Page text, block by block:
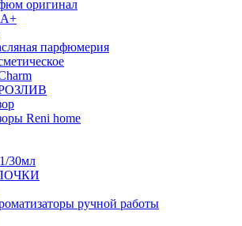
оригинал
парфюмерия
Reni home
30мл
ручной работы